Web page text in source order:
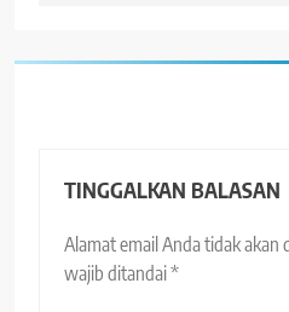
TINGGALKAN BALASAN
Alamat email Anda tidak akan
wajib ditandai*